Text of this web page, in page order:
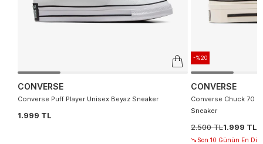
CONVERSE
Converse Puff Player Unisex Beyaz Sneaker
1.999 TL
-%20
CONVERSE
Converse Chuck 70
Sneaker
2.500 TL1.999 TL
Son 10 Günün En